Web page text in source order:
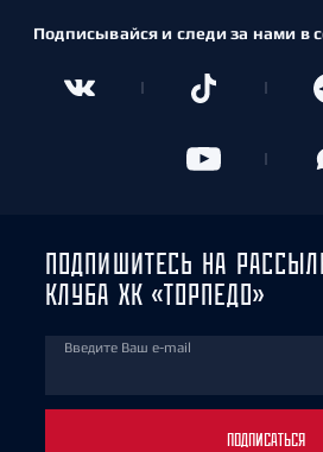
Подписывайся и следи за нами в
ПОДПИШИТЕСЬ НА
КЛУБА ХК «ТОРПЕДО»
Введите Ваш e-mail
ПОДПИСАТЬСЯ